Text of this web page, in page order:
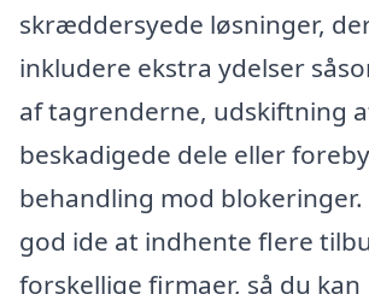
skræddersyede løsninger,
inkludere ekstra ydelser
af tagrenderne, udskiftning
beskadigede dele eller
behandling mod blokeringer.
god ide at indhente flere
forskellige firmaer, så du kan